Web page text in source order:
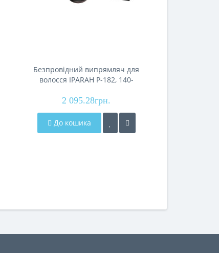
Безпровідний випрямляч для
волосся IPARAH P-182, 140-
5200mAh, ефірне масло
2 095.28грн.
До кошика